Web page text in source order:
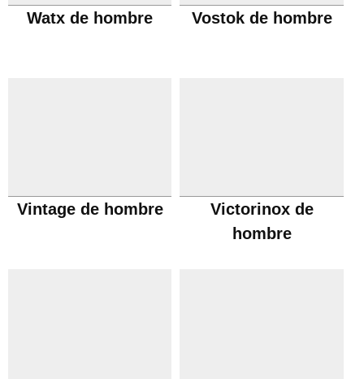
Watx de hombre Vostok de hombre
Vintage de hombre
Victorinox de
hombre